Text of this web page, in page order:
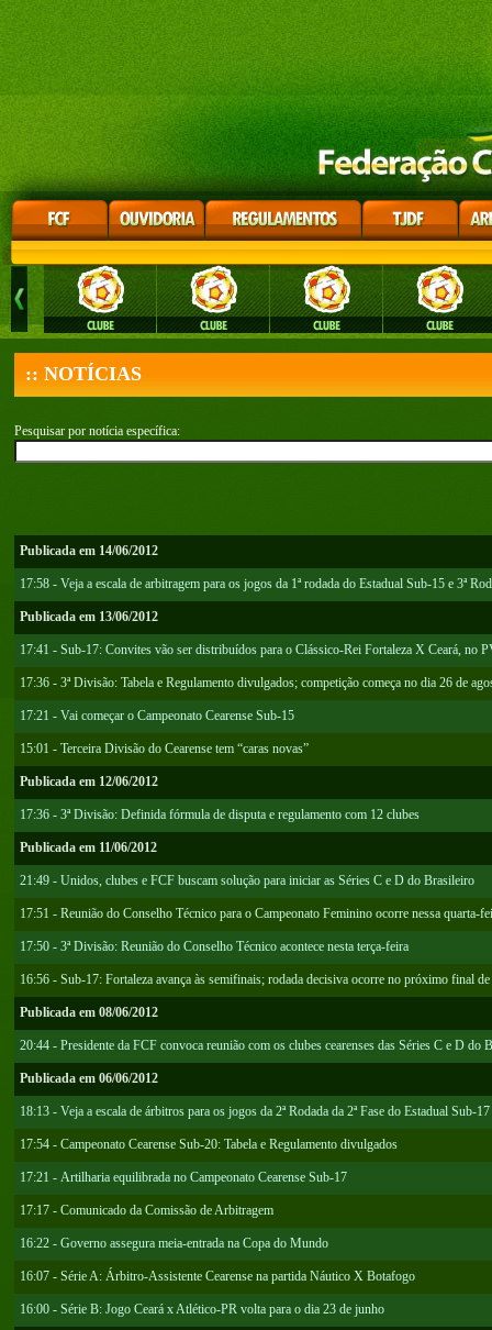
:: NOTÍCIAS
Pesquisar por notícia específica:
Publicada em 14/06/2012
17:58 - Veja a escala de arbitragem para os jogos da 1ª rodada do Estadual Sub-15 e 3ª
Publicada em 13/06/2012
17:41 - Sub-17: Convites vão ser distribuídos para o Clássico-Rei Fortaleza X Ceará, no
17:36 - 3ª Divisão: Tabela e Regulamento divulgados; competição começa no dia 26 de
17:21 - Vai começar o Campeonato Cearense Sub-15
15:01 - Terceira Divisão do Cearense tem “caras novas”
Publicada em 12/06/2012
17:36 - 3ª Divisão: Definida fórmula de disputa e regulamento com 12 clubes
Publicada em 11/06/2012
21:49 - Unidos, clubes e FCF buscam solução para iniciar as Séries C e D do Brasileiro
17:51 - Reunião do Conselho Técnico para o Campeonato Feminino ocorre nessa quarta-
17:50 - 3ª Divisão: Reunião do Conselho Técnico acontece nesta terça-feira
16:56 - Sub-17: Fortaleza avança às semifinais; rodada decisiva ocorre no próximo final de
Publicada em 08/06/2012
20:44 - Presidente da FCF convoca reunião com os clubes cearenses das Séries C e D do
Publicada em 06/06/2012
18:13 - Veja a escala de árbitros para os jogos da 2ª Rodada da 2ª Fase do Estadual Sub-17
17:54 - Campeonato Cearense Sub-20: Tabela e Regulamento divulgados
17:21 - Artilharia equilibrada no Campeonato Cearense Sub-17
17:17 - Comunicado da Comissão de Arbitragem
16:22 - Governo assegura meia-entrada na Copa do Mundo
16:07 - Série A: Árbitro-Assistente Cearense na partida Náutico X Botafogo
16:00 - Série B: Jogo Ceará x Atlético-PR volta para o dia 23 de junho